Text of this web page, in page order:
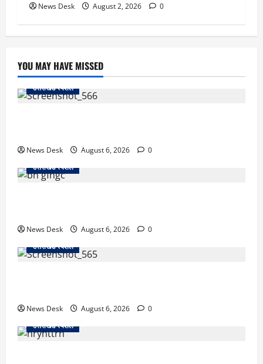
News Desk August 2, 2026 0
YOU MAY HAVE MISSED
उत्तराखंड स्पेशल
News Desk August 6, 2026
0
उत्तराखंड स्पेशल
News Desk August 6, 2026
0
उत्तराखंड स्पेशल
News Desk August 6, 2026
0
उत्तराखंड स्पेशल